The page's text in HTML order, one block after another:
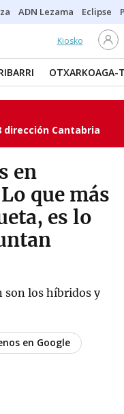
ADN Lezama Eclipse
Kiosko
OTXARKOAGA-
Cantabria
en
que más
es lo
son los híbridos y
en Google